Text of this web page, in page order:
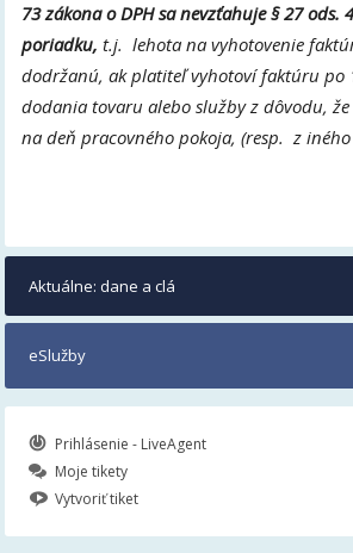
73 zákona o DPH sa nevzťahuje § 27 ods.
poriadku, t.j. lehota na vyhotovenie
dodržanú, ak platiteľ vyhotoví faktúru po
dodania tovaru alebo služby z dôvodu,
na deň pracovného pokoja, (resp. z
Aktuálne: dane a clá
eSlužby
Prihlásenie - LiveAgent
Moje tikety
Vytvoriť tiket